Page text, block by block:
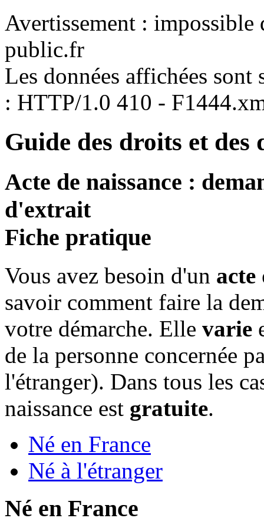
Avertissement : impossible
public.fr
Les données affichées sont
: HTTP/1.0 410 -
Guide des droits et
Acte de naissance :
d'extrait
Fiche pratique
Vous avez besoin d'un acte
savoir comment faire la
votre démarche. Elle varie
de la personne concernée
l'étranger). Dans tous les
naissance est gratuite.
Né en France
Né à l'étranger
Né en France